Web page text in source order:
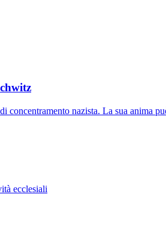
nazista. La sua anima
ecclesiali